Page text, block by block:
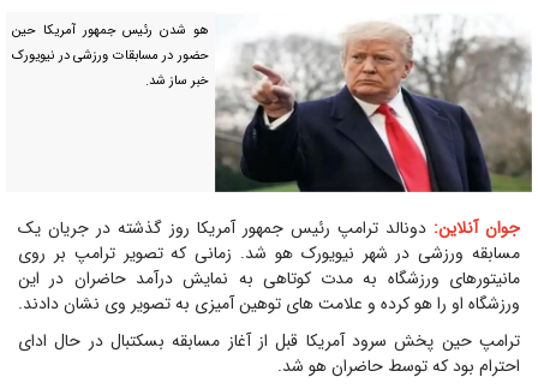
هو شدن رئیس جمهور آمریکا حین
حضور در مسابقات ورزشی در نیویورک
خبر ساز شد.
جوان آنلاین: دونالد ترامپ رئیس جمهور آمریکا روز گذشته در جریان یک
مسابقه ورزشی در شهر نیویورک هو شد. زمانی که تصویر ترامپ بر روی
مانیتورهای ورزشگاه به مدت کوتاهی به نمایش درآمد حاضران در این
ورزشگاه او را هو کرده و علامت های توهین آمیزی به تصویر وی نشان دادند.
ترامپ حین پخش سرود آمریکا قبل از آغاز مسابقه بسکتبال در حال ادای
احترام بود که توسط حاضران هو شد.